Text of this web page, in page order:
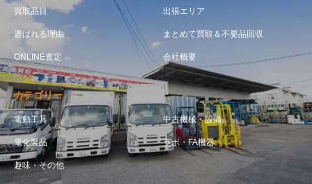
買取品目 出張エリア
選ばれる理由 まとめて買取＆不要品回収
ONLINE査定 会社概要
カテゴリー
電動工具 中古機械・設備
電化製品 ラボ・FA機器
趣味・その他